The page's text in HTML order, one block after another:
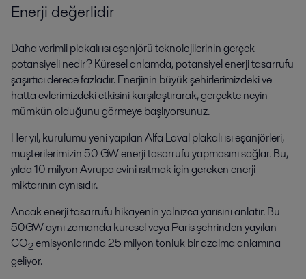
Enerji değerlidir
Daha verimli plakalı ısı eşanjörü teknolojilerinin gerçek
potansiyeli nedir? Küresel anlamda, potansiyel enerji tasarrufu
şaşırtıcı derece fazladır. Enerjinin büyük şehirlerimizdeki ve
hatta evlerimizdeki etkisini karşılaştırarak, gerçekte neyin
mümkün olduğunu görmeye başlıyorsunuz.
Her yıl, kurulumu yeni yapılan Alfa Laval plakalı ısı eşanjörleri,
müşterilerimizin 50 GW enerji tasarrufu yapmasını sağlar. Bu,
yılda 10 milyon Avrupa evini ısıtmak için gereken enerji
miktarının aynısıdır.
Ancak enerji tasarrufu hikayenin yalnızca yarısını anlatır. Bu
50GW aynı zamanda küresel veya Paris şehrinden yayılan
CO2emisyonlarında 25 milyon tonluk bir azalma anlamına
geliyor.